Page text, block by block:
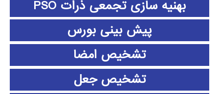
بهنیه سازی تجمعی ذرات PSO
پیش بینی بورس
تشخیص امضا
تشخیص جعل